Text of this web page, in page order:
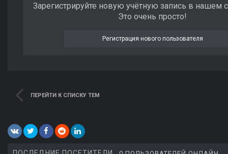
Зарегистрируйте новую учётную запись в нашем
Это очень просто!
Регистрация нового пользователя
ПЕРЕЙТИ К СПИСКУ ТЕМ